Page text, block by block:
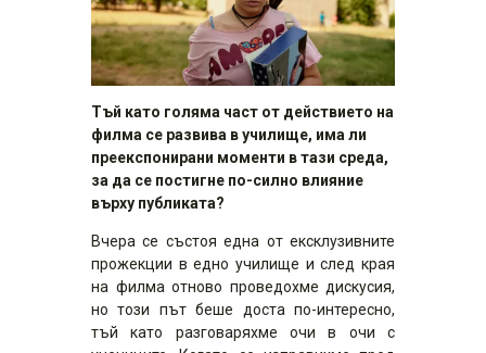
Тъй като голяма част от действието на
филма се развива в училище, има ли
преекспонирани моменти в тази среда,
за да се постигне по-силно влияние
върху публиката?
Вчера се състоя една от ексклузивните
прожекции в едно училище и след края
на филма отново проведохме дискусия,
но този път беше доста по-интересно,
тъй като разговаряхме очи в очи с